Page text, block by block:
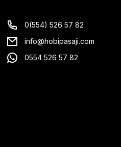
0(554) 526 57 82
info@hobipasaji.com
0554 526 57 82